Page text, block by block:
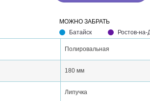
МОЖНО ЗАБРАТЬ
Батайск
Ростов-на-
Полировальная
180 мм
Липучка